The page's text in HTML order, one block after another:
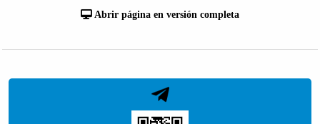
Abrir página en versión completa